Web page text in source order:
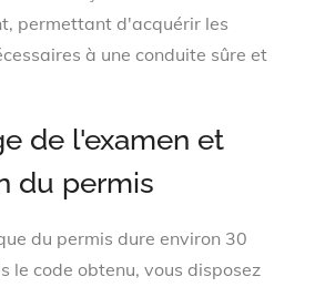
permettant d'acquérir les
à une conduite sûre et
de l'examen et
du permis
du permis dure environ 30
le code obtenu, vous disposez